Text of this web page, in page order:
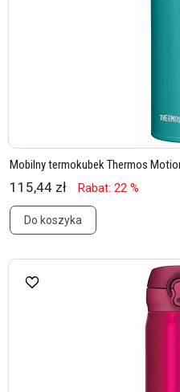
Mobilny termokubek Thermos
115,44 zł Rabat: 22 %
Do koszyka